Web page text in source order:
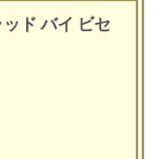
ド バイ ビセ